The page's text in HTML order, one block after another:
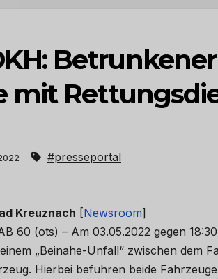
mit
#presseportal
Kreuznach [Newsroom]
60 (ots) – Am 03.05.2022 gegen
„Beinahe-Unfall“ zwischen dem
Hierbei befuhren beide